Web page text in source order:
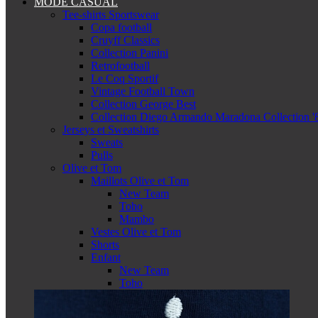
Tee-shirts Sportswear
Copa football
Cruyff Classics
Collection Panini
Retrofootball
Le Coq Sportif
Vintage Football Town
Collection George Best
Collection Diego Armando Maradona Collection
Jerseys et Sweatshirts
Sweats
Pulls
Olive et Tom
Maillots Olive et Tom
New Team
Toho
Mambo
Vestes Olive et Tom
Shorts
Enfant
New Team
Toho